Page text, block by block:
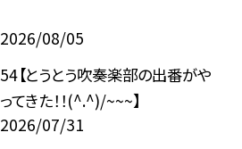
2026/08/05
54【とうとう吹奏楽部の出番がや
ってきた！！(^.^)/~~~】
2026/07/31